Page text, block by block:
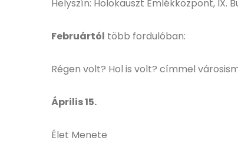
Helyszín: Holokauszt Emlékközpont, IX.
Februártól több fordulóban:
Régen volt? Hol is volt? címmel
Április 15.
Élet Menete